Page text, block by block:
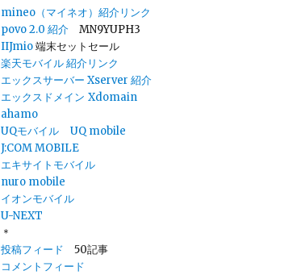
mineo（マイネオ）紹介リンク
povo 2.0 紹介 MN9YUPH3
IIJmio端末セットセール
楽天モバイル 紹介リンク
エックスサーバー Xserver 紹介
エックスドメイン Xdomain
ahamo
UQモバイル
UQ mobile
J:COM MOBILE
エキサイトモバイル
nuro mobile
イオンモバイル
U-NEXT
＊
投稿フィード 50記事
コメントフィード